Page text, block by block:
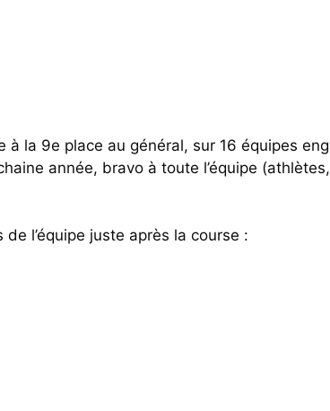
la 9e place au général, sur 16 équipes
année, bravo à toute l’équipe
l’équipe juste après la course :